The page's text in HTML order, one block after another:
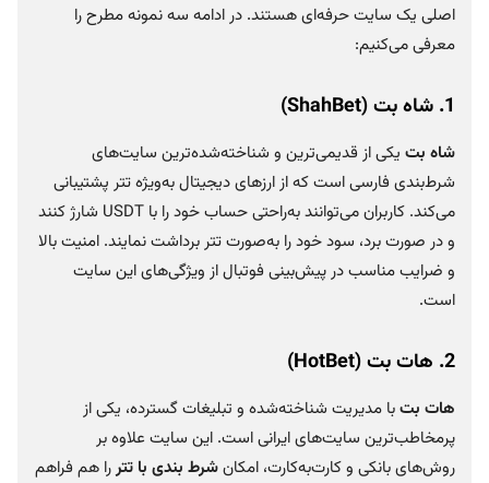
اصلی یک سایت حرفه‌ای هستند. در ادامه سه نمونه مطرح را
معرفی می‌کنیم:
1. شاه بت(
ShahBet
)
شاه بت یکی از قدیمی‌ترین و شناخته‌شده‌ترین سایت‌های
شرط‌بندی فارسی است که از ارزهای دیجیتال به‌ویژه تتر پشتیبانی
می‌کند. کاربران می‌توانند به‌راحتی حساب خود را با USDT شارژ کنند
و در صورت برد، سود خود را به‌صورت تتر برداشت نمایند. امنیت بالا
و ضرایب مناسب در پیش‌بینی فوتبال از ویژگی‌های این سایت
است.
2. هات بت(
HotBet
)
هات بتبا مدیریت شناخته‌شده و تبلیغات گسترده، یکی از
پرمخاطب‌ترین سایت‌های ایرانی است. این سایت علاوه بر
روش‌های بانکی و کارت‌به‌کارت، امکانشرط بندی با تتررا هم فراهم